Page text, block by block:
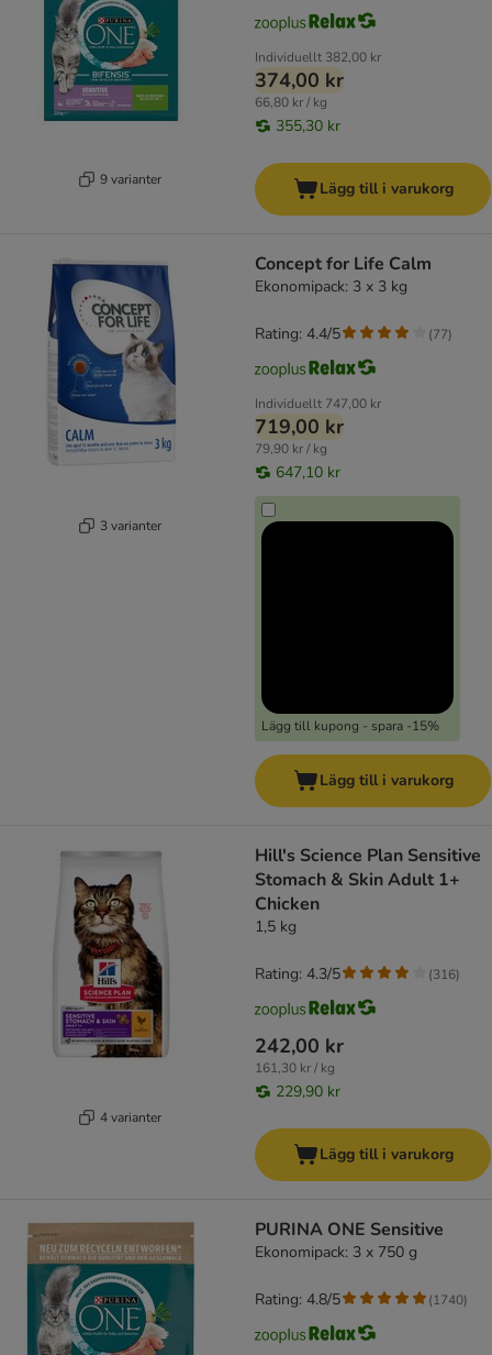
9 varianter
Individuellt 382,00 kr
374,00 kr
66,80 kr / kg
355,30 kr
Lägg till i varukorg
3 varianter
Concept for Life Calm
Ekonomipack: 3 x 3 kg
Individuellt 747,00 kr
719,00 kr
79,90 kr / kg
647,10 kr
Lägg till kupong - spara -15%
Rating: 4.4/5 (77)
Lägg till i varukorg
4 varianter
Hill's Science Plan Sensitive
Stomach & Skin Adult 1+
Chicken
1,5 kg
242,00 kr
161,30 kr / kg
229,90 kr
Rating: 4.3/5 (316)
Lägg till i varukorg
PURINA ONE Sensitive
Ekonomipack: 3 x 750 g
Rating: 4.8/5 (1740)